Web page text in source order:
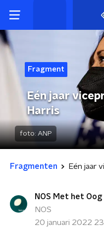
Fragment
Eén jaar
Harris
foto: ANP
Fragmenten Eén jaar
NOS Met het
NOS
20 januari 2022